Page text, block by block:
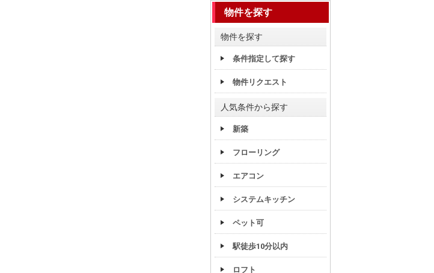
物件を探す
物件を探す
条件指定して探す
物件リクエスト
人気条件から探す
新築
フローリング
エアコン
システムキッチン
ペット可
駅徒歩10分以内
ロフト